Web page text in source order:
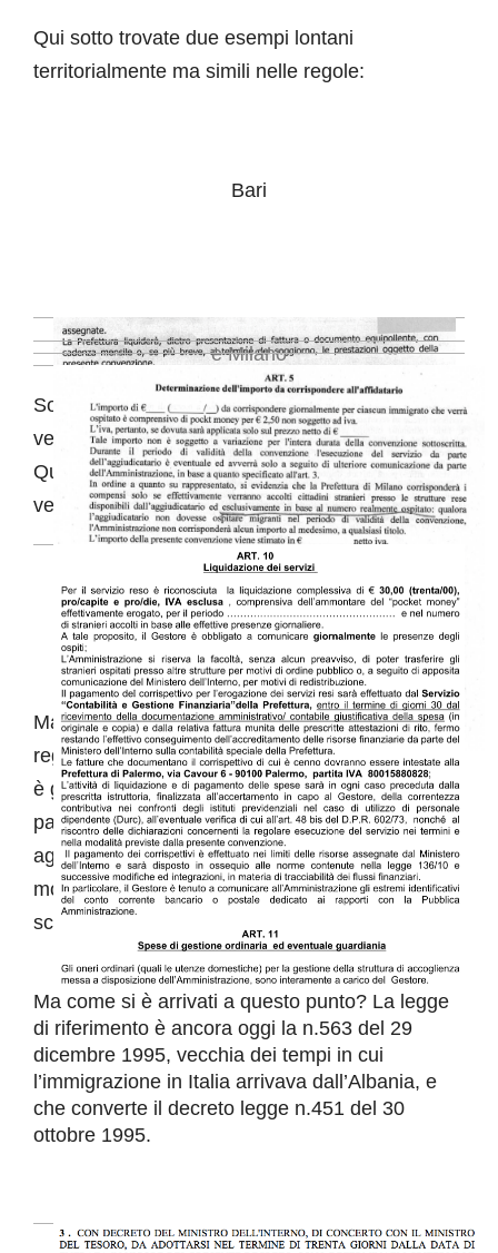
Qui sotto trovate due esempi lontani
territorialmente ma simili nelle regole:
Bari
e Milano
Solo alcune Prefetture sparse per l’Italia, a dire il
vero poche, chiedono timide rendicontazioni.
Qui sotto l’esempio di Palermo, checome potete
vedere mette paletti un po’ più fitti.
Ma la stragrande maggioranza che non lo fa è in
regola comunque, perché non è previsto. E non
è giusto che tutti possano fare un po’ come gli
pare.Altra questione è poi chi controlli rispetto
agli standard stabiliti con la convenzione: in
molti casi sono emersi servizi molto inferiori e
scadenti rispetto a quelli sottoscritti.
Ma come si è arrivati a questo punto? La legge
di riferimento è ancora oggi la n.563 del 29
dicembre 1995, vecchia dei tempi in cui
l’immigrazione in Italia arrivava dall’Albania, e
che converte il decreto legge n.451 del 30
ottobre 1995.